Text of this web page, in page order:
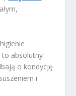
to absolutny
o kondycję
i